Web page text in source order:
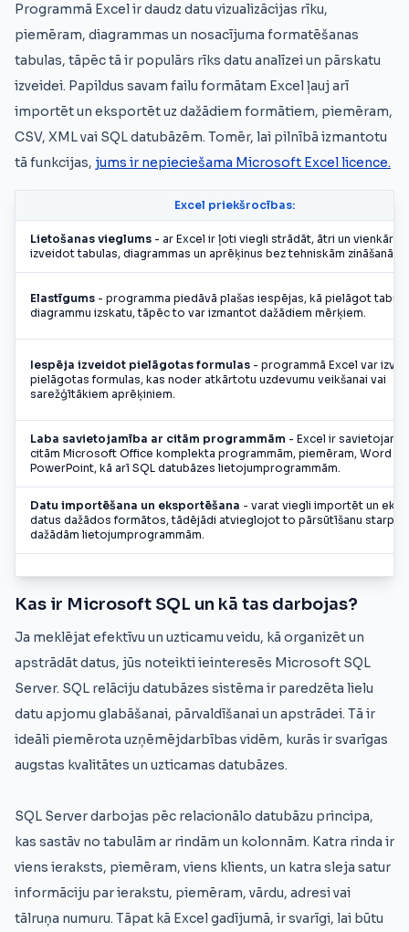
Programmā Excel ir daudz datu vizualizācijas rīku,
piemēram, diagrammas un nosacījuma formatēšanas
tabulas, tāpēc tā ir populārs rīks datu analīzei un pārskatu
izveidei. Papildus savam failu formātam Excel ļauj arī
importēt un eksportēt uz dažādiem formātiem, piemēram,
CSV, XML vai SQL datubāzēm. Tomēr, lai pilnībā izmantotu
tā funkcijas, jums ir nepieciešama Microsoft Excel licence.
Excel priekšrocības:
Lietošanas vieglums - ar Excel ir ļoti viegli strādāt, ātri un vienkārši
izveidot tabulas, diagrammas un aprēķinus bez tehniskām zināšanām.
Elastīgums - programma piedāvā plašas iespējas, kā pielāgot tabulu
diagrammu izskatu, tāpēc to var izmantot dažādiem mērķiem.
Iespēja izveidot pielāgotas formulas - programmā Excel var
pielāgotas formulas, kas noder atkārtotu uzdevumu veikšanai vai
sarežģītākiem aprēķiniem.
Laba savietojamība ar citām programmām - Excel ir savietojams
citām Microsoft Office komplekta programmām, piemēram, Word vai
PowerPoint, kā arī SQL datubāzes lietojumprogrammām.
Datu importēšana un eksportēšana - varat viegli importēt un
datus dažādos formātos, tādējādi atvieglojot to pārsūtīšanu starp
dažādām lietojumprogrammām.
Kas ir Microsoft SQL un kā tas darbojas?
Ja meklējat efektīvu un uzticamu veidu, kā organizēt un
apstrādāt datus, jūs noteikti ieinteresēs Microsoft SQL
Server. SQL relāciju datubāzes sistēma ir paredzēta lielu
datu apjomu glabāšanai, pārvaldīšanai un apstrādei. Tā ir
ideāli piemērota uzņēmējdarbības vidēm, kurās ir svarīgas
augstas kvalitātes un uzticamas datubāzes.
SQL Server darbojas pēc relacionālo datubāzu principa,
kas sastāv no tabulām ar rindām un kolonnām. Katra rinda ir
viens ieraksts, piemēram, viens klients, un katra sleja satur
informāciju par ierakstu, piemēram, vārdu, adresi vai
tālruņa numuru. Tāpat kā Excel gadījumā, ir svarīgi, lai būtu